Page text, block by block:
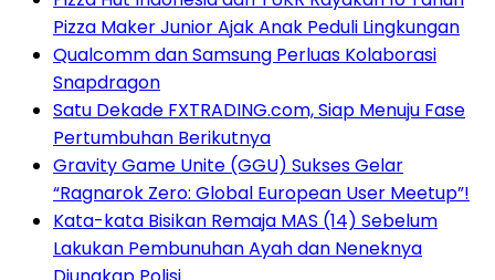
Pizza Maker Junior Ajak Anak Peduli Lingkungan
Qualcomm dan Samsung Perluas Kolaborasi
Snapdragon
Satu Dekade FXTRADING.com, Siap Menuju Fase
Pertumbuhan Berikutnya
Gravity Game Unite (GGU) Sukses Gelar
“Ragnarok Zero: Global European User Meetup”!
Kata-kata Bisikan Remaja MAS (14) Sebelum
Lakukan Pembunuhan Ayah dan Neneknya